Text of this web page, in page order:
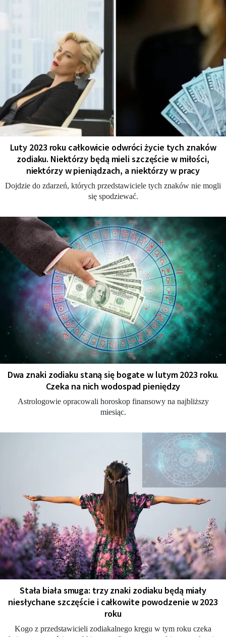
Luty 2023 roku całkowicie odwróci życie tych znaków
zodiaku. Niektórzy będą mieli szczęście w miłości,
niektórzy w pieniądzach, a niektórzy w pracy
Dojdzie do zdarzeń, których przedstawiciele tych znaków nie mogli
się spodziewać.
Dwa znaki zodiaku staną się bogate w lutym 2023 roku.
Czeka na nich wodospad pieniędzy
Astrologowie opracowali horoskop finansowy na najbliższy
miesiąc.
Stała biała smuga: trzy znaki zodiaku będą miały
niesłychane szczęście i całkowite powodzenie w 2023
roku
Kogo z przedstawicieli zodiakalnego kręgu w tym roku czeka